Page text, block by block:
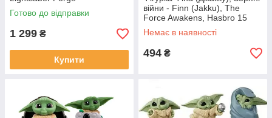
Готово до відправки
1 299 ₴
Купити
війни - Finn (Jakku), The
Force Awakens, Hasbro 15
СМ
Немає в наявності
494 ₴